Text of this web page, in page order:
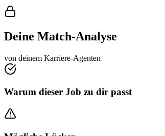
Deine Match-Analyse
von deinem Karriere-Agenten
Warum dieser Job zu dir passt